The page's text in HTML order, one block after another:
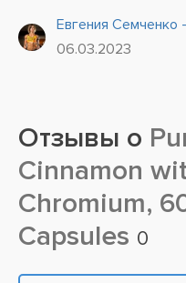
Когда речь заходит о
важности их стабильного...
Евгения Семченко
06.03.2023
Отзывы о
Cinnamon
Chromium,
Capsules 0